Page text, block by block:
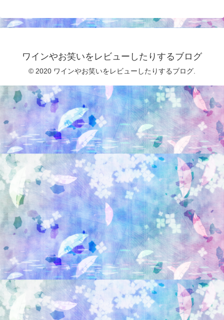
ワインやお笑いをレビューしたりするブログ
© 2020 ワインやお笑いをレビューしたりするブログ.